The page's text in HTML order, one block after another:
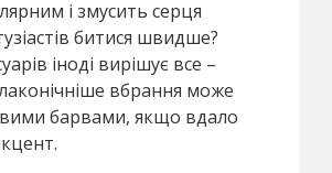
і змусить серця
битися швидше?
іноді вирішує все –
вбрання може
барвами, якщо вдало